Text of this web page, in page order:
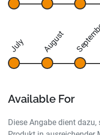
July August
Available For
Diese Angabe dient